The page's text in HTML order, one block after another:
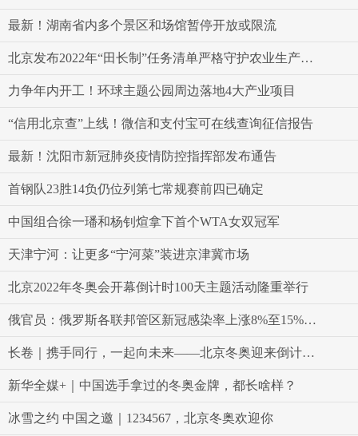
最新！湖南省内多个景区和场馆暂停开放或限流
北京发布2022年“田长制”任务清单严格守护农业生产空间
力争年内开工！环球主题公园周边落地4大产业项目
“信用北京查”上线！微信和支付宝可在线查询征信报告
最新！沈阳市新冠肺炎疫情防控指挥部发布通告
首钢队23胜14负仍位列第七常规赛前四已确定
中国组合徐一璠和杨钊煊拿下首个WTA女双冠军
天津宁河：让更多“宁河菜”装进京津冀市场
北京2022年冬奥会开幕倒计时100天主题活动隆重举行
俄官员：俄罗斯各联邦管区新冠感染率上涨8%至15%不等
长卷｜携手同行，一起向未来——北京冬奥迎来倒计时百天
新华全媒+｜中国选手拿过的冬奥金牌，都长啥样？
冰雪之约 中国之邀｜1234567，北京冬奥欢迎你